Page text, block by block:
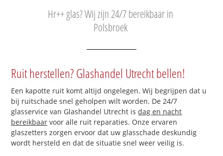
Hr++ glas? Wij zijn 24/7 bereikbaar in
Polsbroek
Ruit herstellen? Glashandel Utrecht bellen!
Een kapotte ruit komt altijd ongelegen. Wij begrijpen dat u
bij ruitschade snel geholpen wilt worden. De 24/7
glasservice van Glashandel Utrecht isdag en nacht
bereikbaar voor alle ruit reparaties. Onze ervaren
glaszetters zorgen ervoor dat uw glasschade deskundig
wordt hersteld en dat de situatie snel weer veilig is.